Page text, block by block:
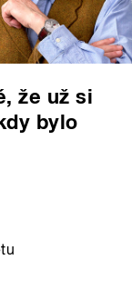
že už si
bylo